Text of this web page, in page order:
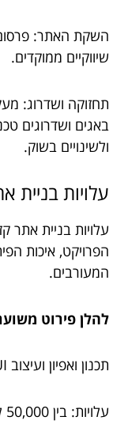
השקת האתר:
שיווקיים ממוקדים.
תחזוקה ושדרוג:
באגים ושדרוגים
ולשינויים בשוק.
עלויות בניית
עלויות בניית אתר
הפרויקט, איכות
המעורבים.
להלן פירוט
תכנון ואפיון ועיצוב UX/UI
עלויות: בין 50,000 ל-200,000 שקלים